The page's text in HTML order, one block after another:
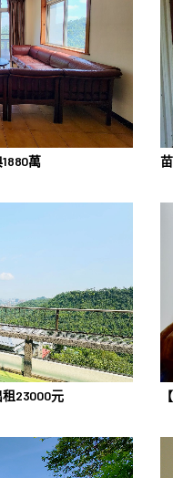
萬
租23000元